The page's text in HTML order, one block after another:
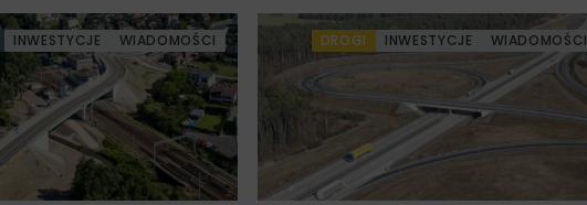
INWESTYCJE WIADOMOŚCI DROGI INWESTYCJE WIADOMOŚCI